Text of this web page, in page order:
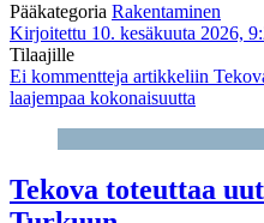
Pääkategoria Rakentaminen
Kirjoitettu 10. kesäkuuta 2026,
Tilaajille
Ei kommentteja artikkeliin
laajempaa kokonaisuutta
Tekova toteuttaa